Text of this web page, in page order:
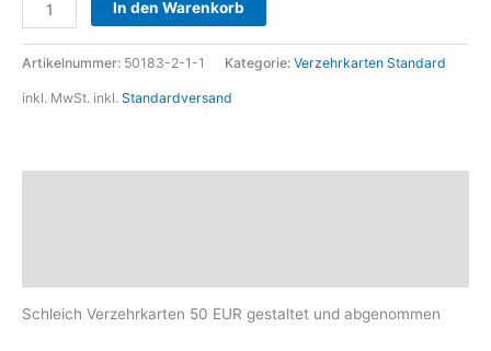
In den Warenkorb
Artikelnummer: 50183-2-1-1 Kategorie: Verzehrkarten Standard
inkl. MwSt. inkl. Standardversand
Schleich Verzehrkarten 50 EUR gestaltet und abgenommen